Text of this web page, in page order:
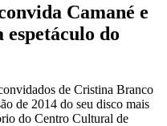
Camané e
do
de Cristina Branco
de 2014 do seu disco mais
do Centro Cultural de